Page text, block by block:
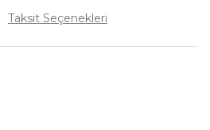
Taksit Seçenekleri